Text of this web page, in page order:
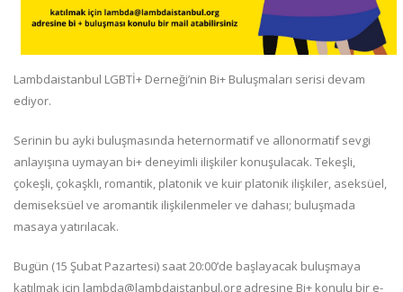
Lambdaistanbul LGBTİ+ Derneği’nin Bi+ Buluşmaları serisi devam
ediyor.
Serinin bu ayki buluşmasında heternormatif ve allonormatif sevgi
anlayışına uymayan bi+ deneyimli ilişkiler konuşulacak. Tekeşli,
çokeşli, çokaşklı, romantik, platonik ve kuir platonik ilişkiler, aseksüel,
demiseksüel ve aromantik ilişkilenmeler ve dahası; buluşmada
masaya yatırılacak.
Bugün (15 Şubat Pazartesi) saat 20:00’de başlayacak buluşmaya
katılmak için lambda@lambdaistanbul.org adresine Bi+ konulu bir e-